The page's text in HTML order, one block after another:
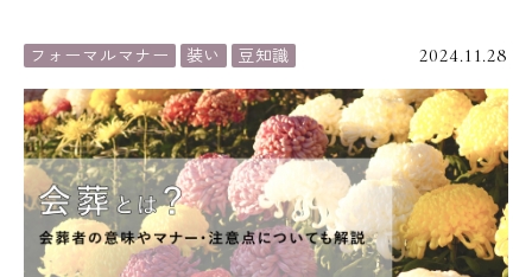
フォーマルマナー 装い 豆知識 2024.11.28